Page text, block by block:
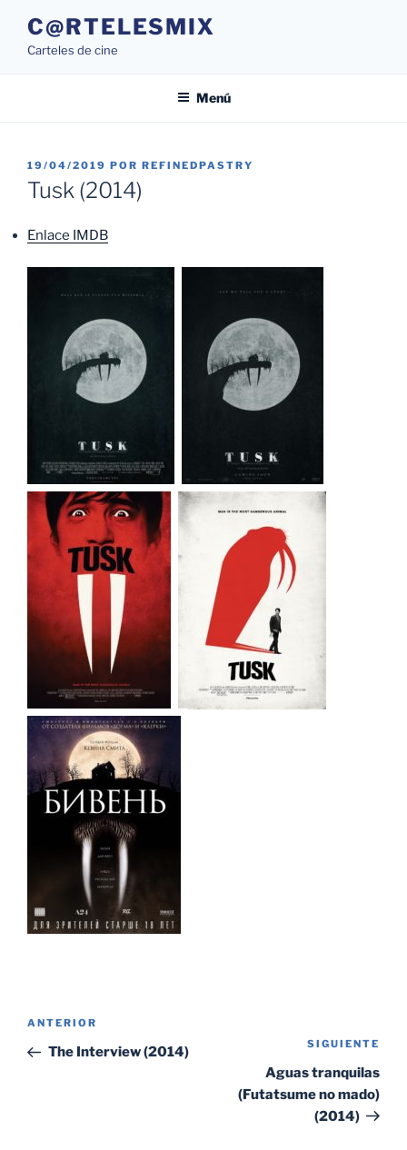
contenido
C@RTELESMIX
Carteles de cine
Menú
PUBLICADO
EL
19/04/2019 POR REFINEDPASTRY
Tusk (2014)
Enlace IMDB
Navegación
entradas
Entrada
anterior:
ANTERIOR
The Interview (2014)
SIGUIENTE
Aguas tranquilas
(Futatsume no mado)
(2014)